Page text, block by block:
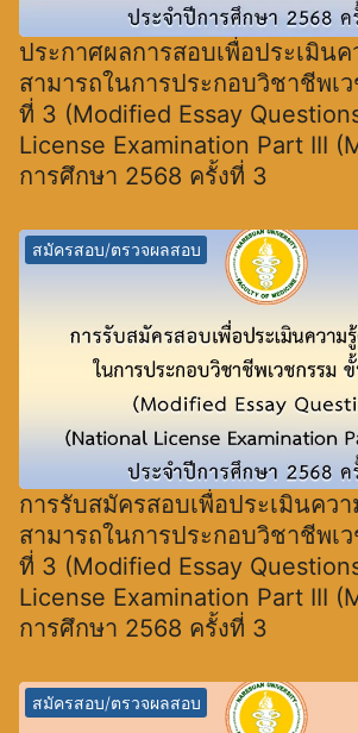
ประกาศผลการสอบเพื่อประเมิน
สามารถในการประกอบวิชาชีพเ
ที่ 3 (Modified Essay
License Examination Part III
การศึกษา 2568 ครั้งที่ 3
สมัครสอบ/ตรวจผลสอบ
การรับสมัครสอบเพื่อประเมินคว
สามารถในการประกอบวิชาชีพเ
ที่ 3 (Modified Essay
License Examination Part III
การศึกษา 2568 ครั้งที่ 3
สมัครสอบ/ตรวจผลสอบ